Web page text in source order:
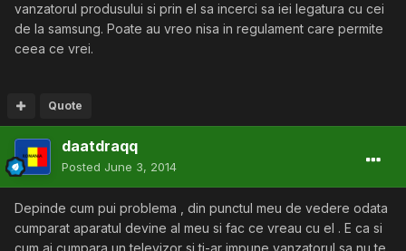
vanzatorul produsului si prin el sa incerci sa iei legatura cu cei
de la samsung. Poate au vreo nisa in regulament care permite
ceea ce vrei.
Quote
daatdraqq
Posted June 3, 2014
Depinde cum pui problema , din punctul meu de vedere odata
cumparat aparatul devine al meu si fac ce vreau cu el . E ca si
cum ai cumpara un televizor si ti-ar impune vanzatorul sa nu te